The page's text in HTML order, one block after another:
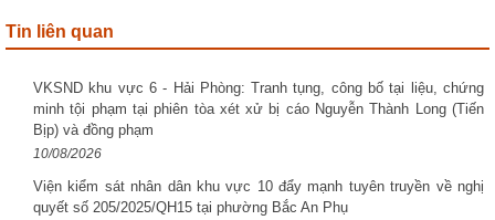
Tin liên quan
VKSND khu vực 6 - Hải Phòng: Tranh tụng, công bố tại liệu, chứng
minh tội phạm tại phiên tòa xét xử bị cáo Nguyễn Thành Long (Tiến
Bịp) và đồng phạm
10/08/2026
Viện kiểm sát nhân dân khu vực 10 đẩy mạnh tuyên truyền về nghị
quyết số 205/2025/QH15 tại phường Bắc An Phụ